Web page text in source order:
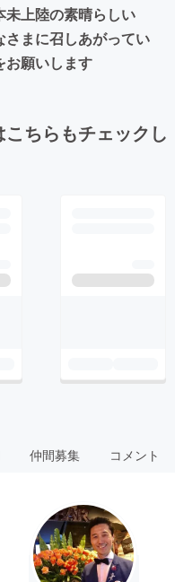
上陸の素晴らしい
まに召しあがってい
お願いします
ちらもチェックし
仲間募集 コメント